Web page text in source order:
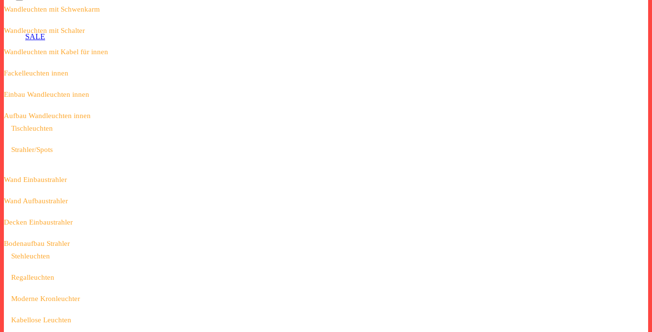
SALE
Wandleuchten mit Schwenkarm
Wandleuchten mit Schalter
Wandleuchten mit Kabel für innen
Fackelleuchten innen
Einbau Wandleuchten innen
Aufbau Wandleuchten innen
Tischleuchten
Strahler/Spots
Wand Einbaustrahler
Wand Aufbaustrahler
Decken Einbaustrahler
Bodenaufbau Strahler
Stehleuchten
Regalleuchten
Moderne Kronleuchter
Kabellose Leuchten